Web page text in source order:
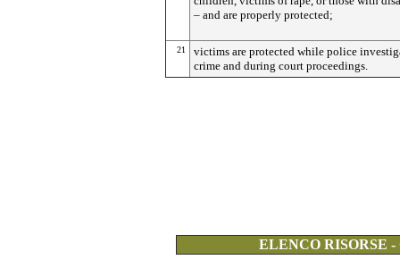
– and are properly protected;
21
victims are protected while police
crime and during court proceedings.
ELENCO RISORSE